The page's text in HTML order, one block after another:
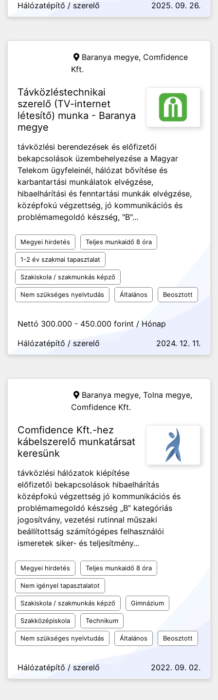
Hálózatépítő / szerelő
2025. 09. 26.
Baranya megye, Comfidence
Kft.
Távközléstechnikai
szerelő (TV-internet
létesítő) munka - Baranya
megye
távközlési berendezések és előfizetői
bekapcsolások üzembehelyezése a Magyar
Telekom ügyfeleinél, hálózat bővítése és
karbantartási munkálatok elvégzése,
hibaelhárítási és fenntartási munkák elvégzése,
középfokú végzettség, jó kommunikációs és
problémamegoldó készség, "B"...
Megyei hirdetés Teljes munkaidő 8 óra
1-2 év szakmai tapasztalat
Szakiskola / szakmunkás képző
Nem szükséges nyelvtudás Általános Beosztott
Nettó 300.000 - 450.000 forint / Hónap
Hálózatépítő / szerelő
2024. 12. 11.
Baranya megye, Tolna megye,
Comfidence Kft.
Comfidence Kft.-hez
kábelszerelő munkatársat
keresünk
távközlési hálózatok kiépítése
előfizetői bekapcsolások hibaelhárítás
középfokú végzettség jó kommunikációs és
problémamegoldó készség „B” kategóriás
jogosítvány, vezetési rutinnal műszaki
beállítottság számítógépes felhasználói
ismeretek siker- és teljesítmény...
Megyei hirdetés Teljes munkaidő 8 óra
Nem igényel tapasztalatot
Szakiskola / szakmunkás képző Gimnázium
Szakközépiskola Technikum
Nem szükséges nyelvtudás Általános Beosztott
Hálózatépítő / szerelő 2022. 09. 02.